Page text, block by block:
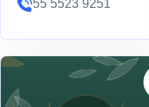
55 5523 9251